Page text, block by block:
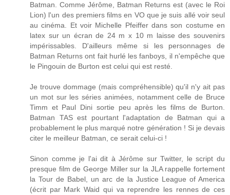
Batman. Comme Jérôme, Batman Returns est (avec le Roi
Lion) l'un des premiers films en VO que je suis allé voir seul
au cinéma. Et voir Michelle Pfeiffer dans son costume en
latex sur un écran de 24 m x 10 m laisse des souvenirs
impérissables. D'ailleurs même si les personnages de
Batman Returns ont fait hurlé les fanboys, il n'empêche que
le Pingouin de Burton est celui qui est resté.
Je trouve dommage (mais compréhensible) qu'il n'y ait pas
un mot sur les séries animées, notamment celle de Bruce
Timm et Paul Dini sortie peu après les films de Burton.
Batman TAS est pourtant l'adaptation de Batman qui a
probablement le plus marqué notre génération ! Si je devais
citer le meilleur Batman, ce serait celui-ci !
Sinon comme je l'ai dit à Jérôme sur Twitter, le script du
presque film de George Miller sur la JLA rappelle fortement
la Tour de Babel, un arc de la Justice League of America
(écrit par Mark Waid qui va reprendre les rennes de ces